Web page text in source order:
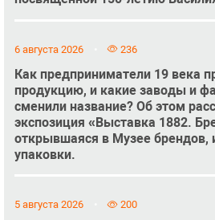
6 августа 2026 236
Как предприниматели 19 века
продукцию, и какие заводы и
сменили название? Об этом
экспозиция «Выставка 1882.
открывшаяся в Музее брендов,
упаковки.
5 августа 2026 200